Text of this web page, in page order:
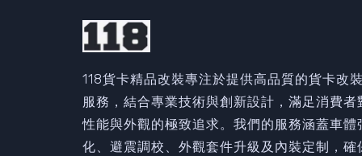
118貨卡精品改裝專注於提供高品質的貨卡改
服務，結合專業技術與創新設計，滿足消費者
性能與外觀的極致追求。我們的服務涵蓋車體
化、避震調校、外觀套件升級及內裝定制，確